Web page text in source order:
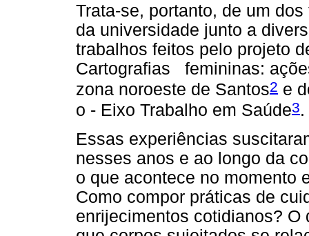
Trata-se, portanto, de um
da universidade junto a
trabalhos feitos pelo projeto
Cartografias femininas:
zona noroeste de Santos2 e
o - Eixo Trabalho em Saúde3.
Essas experiências
nesses anos e ao longo da
o que acontece no momento
Como compor práticas de
enrijecimentos cotidianos? O